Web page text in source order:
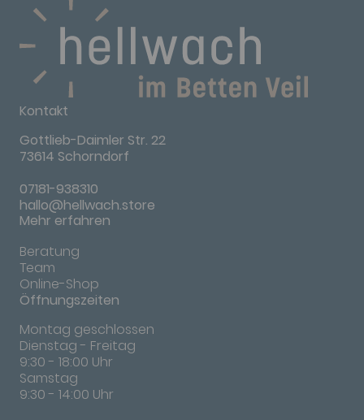
Kontakt
Gottlieb-Daimler Str. 22
73614 Schorndorf
07181-938310
hallo@hellwach.store
Mehr erfahren
Beratung
Team
Online-Shop
Öffnungszeiten
Montag geschlossen
Dienstag - Freitag
9:30 - 18:00 Uhr
Samstag
9:30 - 14:00 Uhr